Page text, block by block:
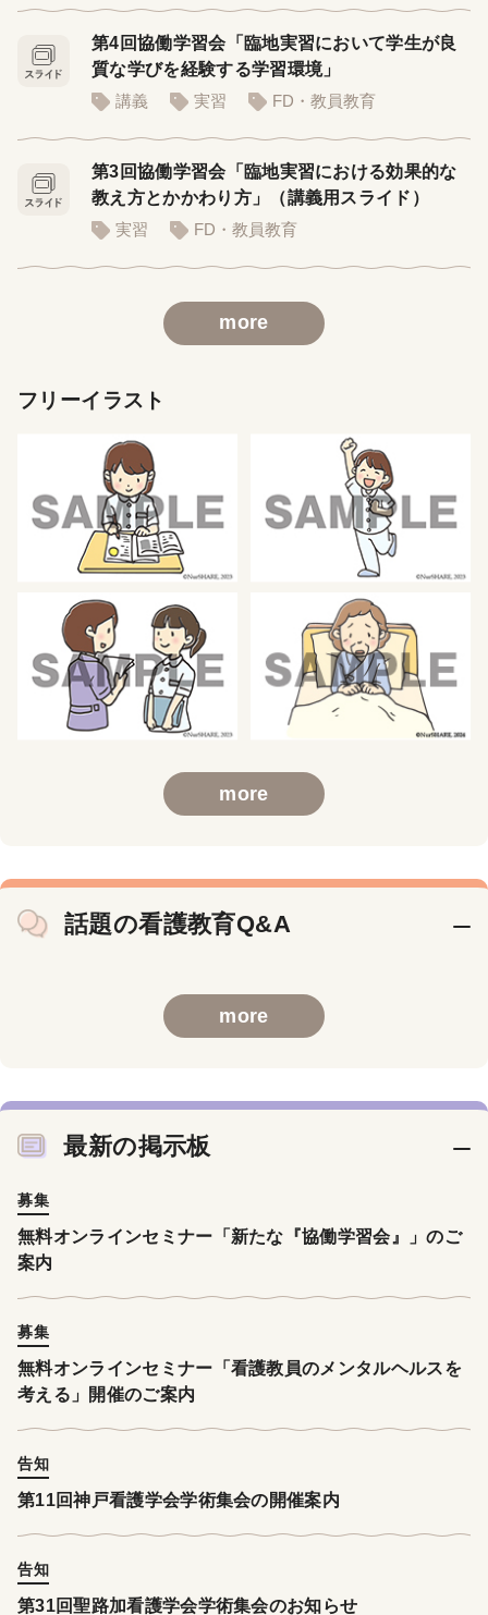
第4回協働学習会「臨地実習において学生が良
質な学びを経験する学習環境」
講義
実習 FD・教員教育
第3回協働学習会「臨地実習における効果的な
教え方とかかわり方」（講義用スライド）
実習
FD・教員教育
more
フリーイラスト
more
話題の看護教育Q&A
more
最新の掲示板
募集
無料オンラインセミナー「新たな『協働学習会』」のご
案内
募集
無料オンラインセミナー「看護教員のメンタルヘルスを
考える」開催のご案内
告知
第11回神戸看護学会学術集会の開催案内
告知
第31回聖路加看護学会学術集会のお知らせ